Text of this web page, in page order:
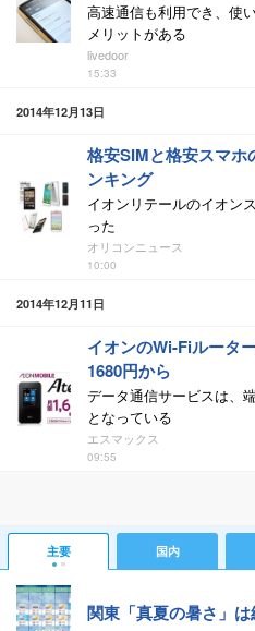
高速通信も利用でき、使
メリットがある
livedoor
15:33
2014年12月13日
格安SIMと格安スマホ
ンキング
イオンリテールのイオン
った
オリコンニュース
10:00
2014年12月11日
イオンのWi-Fiルータ
1680円から
データ通信サービスは、
となっている
エスマックス
09:55
主要 国内
関東「真夏の暑さ」